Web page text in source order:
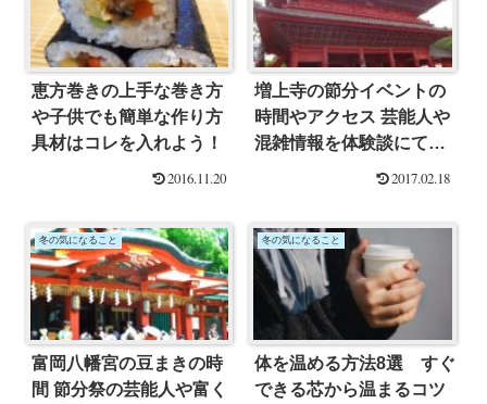
恵方巻きの上手な巻き方
や子供でも簡単な作り方
具材はコレを入れよう！
2016.11.20
増上寺の節分イベントの
時間やアクセス 芸能人や
混雑情報を体験談にてご
2017.02.18
冬の気になること
富岡八幡宮の豆まきの時
間 節分祭の芸能人や富く
冬の気になること
体を温める方法8選 すぐ
できる芯から温まるコツ